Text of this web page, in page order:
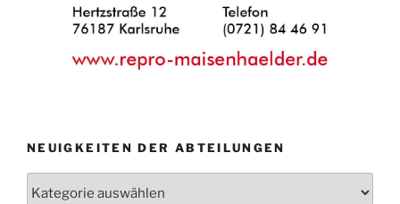
NEUIGKEITEN DER ABTEILUNGEN